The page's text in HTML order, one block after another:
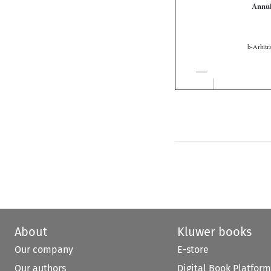
About
Our company
Our authors
Kluwer books
E-store
Digital Book Platform